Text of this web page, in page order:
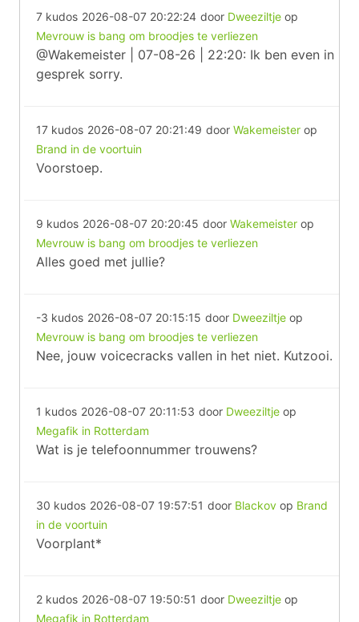
7 kudos 2026-08-07 20:22:24 door Dweeziltje op
Mevrouw is bang om broodjes te verliezen
@Wakemeister | 07-08-26 | 22:20: Ik ben even in
gesprek sorry.
17 kudos 2026-08-07 20:21:49 door Wakemeister op
Brand in de voortuin
Voorstoep.
9 kudos 2026-08-07 20:20:45 door Wakemeister op
Mevrouw is bang om broodjes te verliezen
Alles goed met jullie?
-3 kudos 2026-08-07 20:15:15 door Dweeziltje op
Mevrouw is bang om broodjes te verliezen
Nee, jouw voicecracks vallen in het niet. Kutzooi.
1 kudos 2026-08-07 20:11:53 door Dweeziltje op
Megafik in Rotterdam
Wat is je telefoonnummer trouwens?
30 kudos 2026-08-07 19:57:51 door Blackov op Brand
in de voortuin
Voorplant*
2 kudos 2026-08-07 19:50:51 door Dweeziltje op
Megafik in Rotterdam